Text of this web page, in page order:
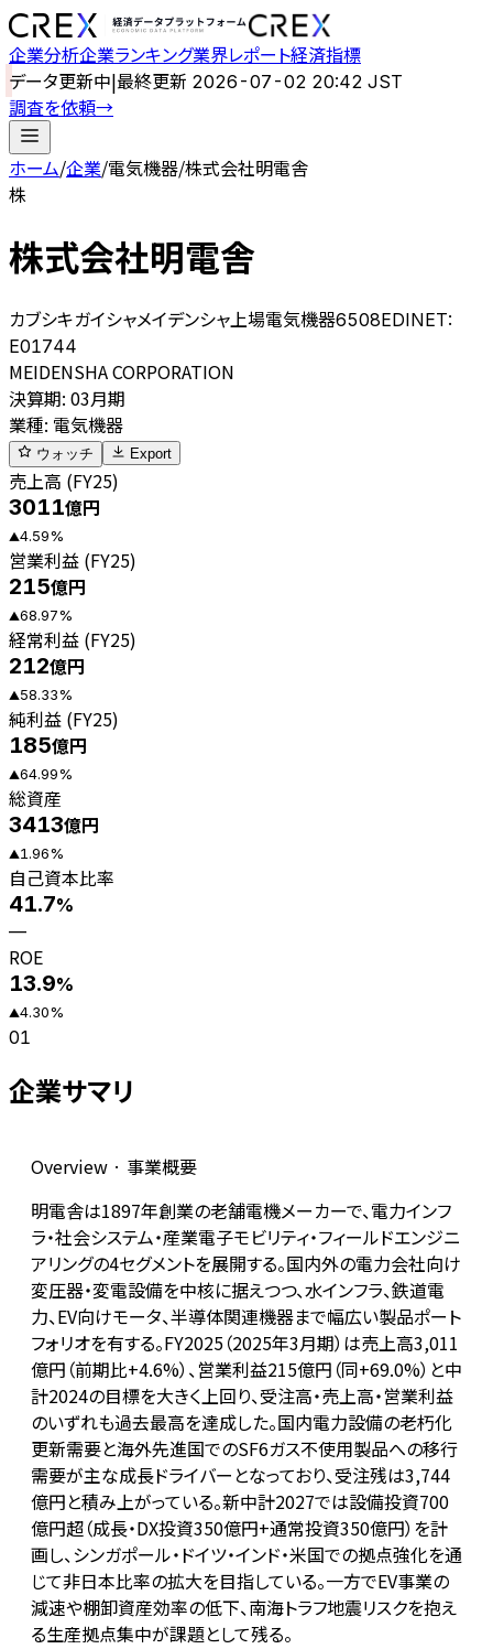
企業分析企業ランキング業界レポート経済指標
データ更新中|最終更新 2026-07-02 20:42 JST
調査を依頼→
ホーム/企業/電気機器/株式会社明電舎
株
株式会社明電舎
カブシキガイシャメイデンシャ 上場電気機器6508EDINET:
E01744
MEIDENSHA CORPORATION
決算期: 03月期
業種: 電気機器
ウォッチ Export
売上高 (FY25)
3011億円
▲4.59%
営業利益 (FY25)
215億円
▲68.97%
経常利益 (FY25)
212億円
▲58.33%
純利益 (FY25)
185億円
▲64.99%
総資産
3413億円
▲1.96%
自己資本比率
41.7%
—
ROE
13.9%
▲4.30%
01
企業サマリ
Overview · 事業概要
明電舎は1897年創業の老舗電機メーカーで、電力インフ
ラ・社会システム・産業電子モビリティ・フィールドエンジニ
アリングの4セグメントを展開する。国内外の電力会社向け
変圧器・変電設備を中核に据えつつ、水インフラ、鉄道電
力、EV向けモータ、半導体関連機器まで幅広い製品ポート
フォリオを有する。FY2025（2025年3月期）は売上高3,011
億円（前期比+4.6%）、営業利益215億円（同+69.0%）と中
計2024の目標を大きく上回り、受注高・売上高・営業利益
のいずれも過去最高を達成した。国内電力設備の老朽化
更新需要と海外先進国でのSF6ガス不使用製品への移行
需要が主な成長ドライバーとなっており、受注残は3,744
億円と積み上がっている。新中計2027では設備投資700
億円超（成長・DX投資350億円+通常投資350億円）を計
画し、シンガポール・ドイツ・インド・米国での拠点強化を通
じて非日本比率の拡大を目指している。一方でEV事業の
減速や棚卸資産効率の低下、南海トラフ地震リスクを抱え
る生産拠点集中が課題として残る。